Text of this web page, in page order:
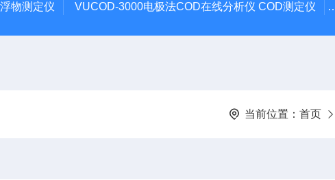
物测定仪 VUCOD-3000电极法COD在线分析仪 COD测定仪
当前位置： 首页